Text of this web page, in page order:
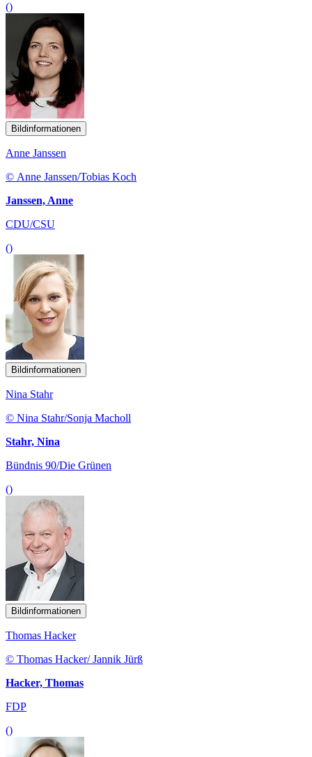
()
Bildinformationen
Anne Janssen
© Anne Janssen/Tobias Koch
Janssen, Anne
CDU/CSU
()
Bildinformationen
Nina Stahr
© Nina Stahr/Sonja Macholl
Stahr, Nina
Bündnis 90/Die Grünen
()
Bildinformationen
Thomas Hacker
© Thomas Hacker/ Jannik Jürß
Hacker, Thomas
FDP
()